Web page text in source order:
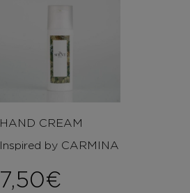
HAND CREAM
Inspired by CARMINA
7,50€